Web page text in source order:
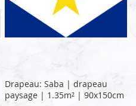
Drapeau: Saba | drapeau
paysage | 1.35m² | 90x150cm